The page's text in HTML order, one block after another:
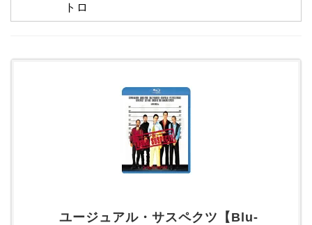
トロ
ユージュアル・サスペクツ【Blu-